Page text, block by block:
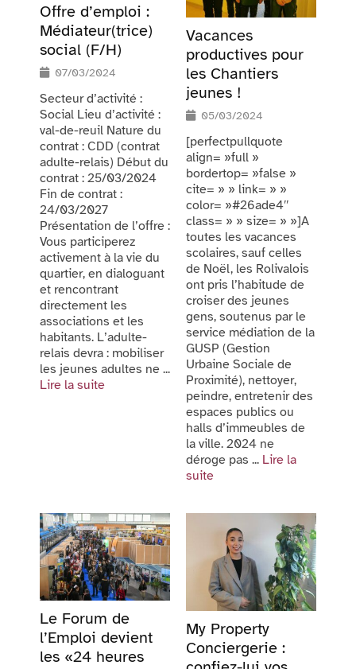
Offre d’emploi :
Médiateur(trice)
social (F/H)
07/03/2024
Secteur d’activité :
Social Lieu d’activité :
val-de-reuil Nature du
contrat : CDD (contrat
adulte-relais) Début du
contrat : 25/03/2024
Fin de contrat :
24/03/2027
Présentation de l’offre :
Vous participerez
activement à la vie du
quartier, en dialoguant
et rencontrant
directement les
associations et les
habitants. L’adulte-
relais devra : mobiliser
les jeunes adultes ne ...
Lire la suite
Vacances
productives pour
les Chantiers
jeunes !
05/03/2024
[perfectpullquote
align= »full »
bordertop= »false »
cite= » » link= » »
color= »#26ade4″
class= » » size= » »]A
toutes les vacances
scolaires, sauf celles
de Noël, les Rolivalois
ont pris l’habitude de
croiser des jeunes
gens, soutenus par le
service médiation de la
GUSP (Gestion
Urbaine Sociale de
Proximité), nettoyer,
peindre, entretenir des
espaces publics ou
halls d’immeubles de
la ville. 2024 ne
déroge pas ... Lire la
suite
Le Forum de
l’Emploi devient
les «24 heures
My Property
Conciergerie :